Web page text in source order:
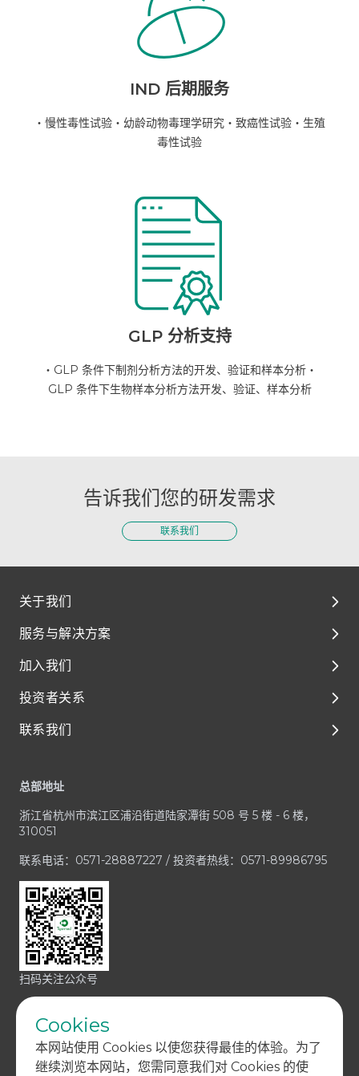
IND 后期服务
・慢性毒性试验 ・幼龄动物毒理学研究 ・致癌性试验 ・生殖
毒性试验
GLP 分析支持
・GLP 条件下制剂分析方法的开发、验证和样本分析・
GLP 条件下生物样本分析方法开发、验证、样本分析
告诉我们您的研发需求
联系我们
关于我们
关于我们
环境、社会及管治（ESG）
媒体与资源
服务与解决方案
解决方案
临床前开发
临床开发
治疗领域
加入我们
泰格人的故事
人才成长与发展
加入泰格医药
投资者关系
公司治理
公司公告
招股文件
投资者联系方式
联系我们
业务咨询 / RFP
媒体与投资者咨询
合规疑虑
总部地址
浙江省杭州市滨江区浦沿街道陆家潭街 508 号 5 楼 - 6 楼，
310051
联系电话：0571-28887227 / 投资者热线：0571-89986795
扫码关注公众号
Cookies
本网站使用 Cookies 以使您获得最佳的体验。为了
继续浏览本网站，您需同意我们对 Cookies 的使